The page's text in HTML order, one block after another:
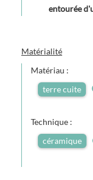
entourée
Matérialité
Matériau :
terre cuite
Technique :
céramique